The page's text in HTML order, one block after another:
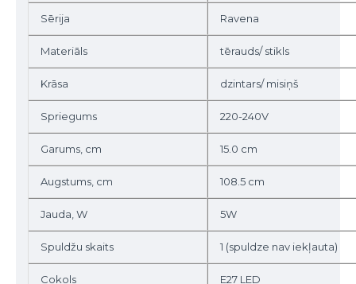
Sērija Ravena
Materiāls tērauds/ stikls
Krāsa dzintars/ misiņš
Spriegums 220-240V
Garums, cm 15.0 cm
Augstums, cm 108.5 cm
Jauda, W 5W
Spuldžu skaits 1 (spuldze nav iekļauta)
Cokols E27 LED